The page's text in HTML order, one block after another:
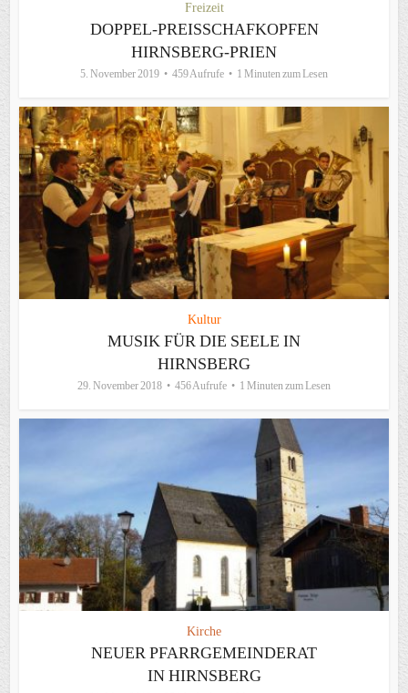
Freizeit
DOPPEL-PREISSCHAFKOPFEN
HIRNSBERG-PRIEN
5. November 2019 459 Aufrufe 1 Minuten zum Lesen
Kultur
MUSIK FÜR DIE SEELE IN
HIRNSBERG
29. November 2018 456 Aufrufe 1 Minuten zum Lesen
Kirche
NEUER PFARRGEMEINDERAT
IN HIRNSBERG